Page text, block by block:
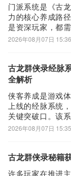
门派系统是《古
力的核心养成路
是资深玩家，都
会门派两大模块
助你高效规划每
获取专属武学秘
游戏后，点击
2026年08月07日 15:36
古龙群侠录经脉
全解析
侠客养成是游戏
上线的经脉系统
关键突破口。该
式，以“蒸汽拼图”
辑并掌握组合规
2026年08月07日 15:35
古龙群侠录秘籍
许多玩家在推进